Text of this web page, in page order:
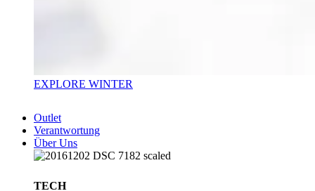
EXPLORE WINTER
Outlet
Verantwortung
Über Uns
TECH